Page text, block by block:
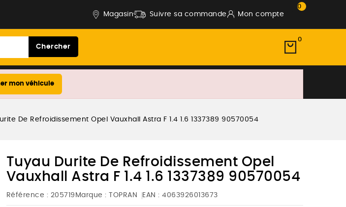
Magasin Suivre sa commande Mon compte
0
Chercher
0
mon véhicule
De Refroidissement Opel Vauxhall Astra F 1.4 1.6 1337389 90570054
Tuyau Durite De Refroidissement Opel
Vauxhall Astra F 1.4 1.6 1337389 90570054
Référence : 205719 Marque : TOPRAN EAN : 4063926013673